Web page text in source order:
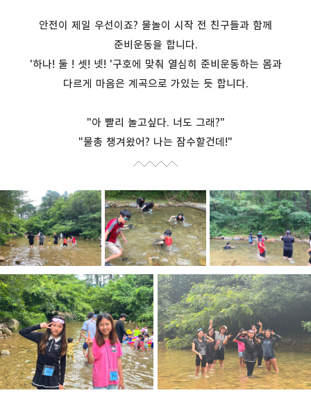
안전이 제일 우선이죠? 물놀이 시작 전 친구들과 함께
준비운동을 합니다.
'하나! 둘 ! 셋! 넷! '구호에 맞춰 열심히 준비운동하는 몸과
다르게 마음은 계곡으로 가있는 듯 합니다.
"아 빨리 놀고싶다. 너도 그래?"
"물총 챙겨왔어? 나는 잠수할건데!"